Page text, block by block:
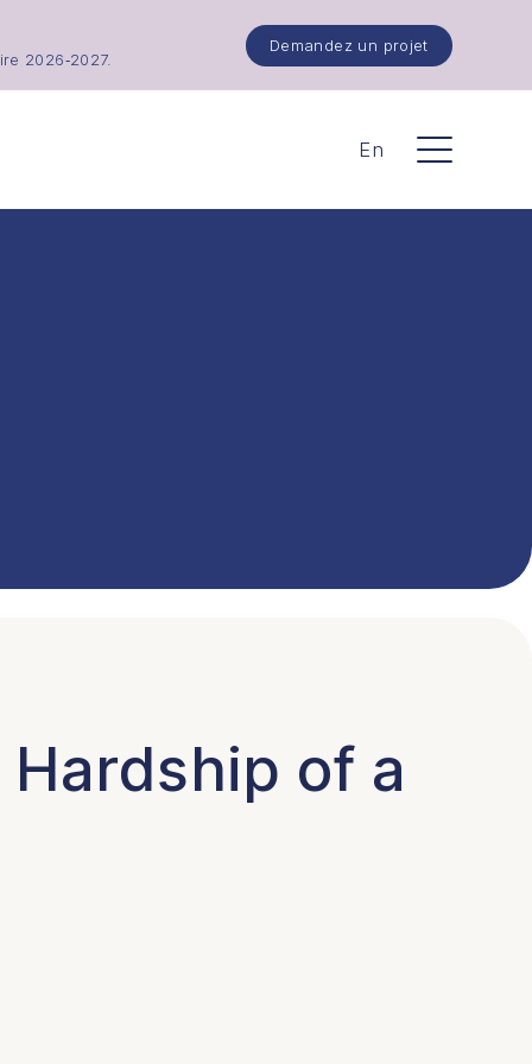
2026‑2027.
Demandez un projet
En Menu
of a